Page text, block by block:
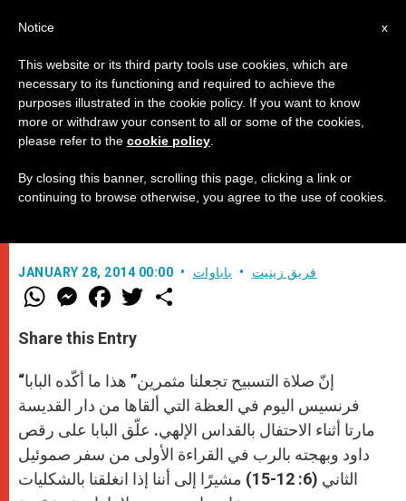
البابا فرنسيس: "صلاة التسبيح تجعلنا
مثمرين"
JANUARY 28, 2014 00:00 فريق زينيت باباوات
W
h
t
s
p
p
M
e
s
e
g
e
r
F
a
e
b
o
k
w
Share this Entry
“إنّ صلاة التسبيح تجعلنا مثمرين” هذا ما أكّده البابا
فرنسيس اليوم في العظة التي ألقاها من دار القديسة
مارتا أثناء الاحتفال بالقداس الإلهي. علّق البابا على رقص
داود وبهجته بالرب في القراءة الأولى من سفر صموئيل
الثاني (6: 12-15) مشيرًا إلى أننا إذا انغلقنا بالشكليات
x
Notice
This website or its third party tools use cookies, which are
necessary to its functioning and required to achieve the
purposes illustrated in the cookie policy. If you want to know
more or withdraw your consent to all or some of the cookies,
please refer to the cookie policy
By closing this banner, scrolling this page, clicking a link or
continuing to browse otherwise, you agree to the use of cookies.